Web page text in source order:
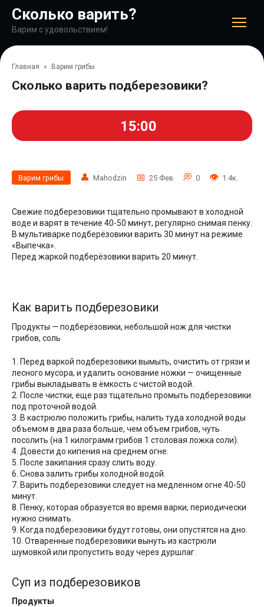
контенту
Сколько варить?
Варим с удовольствием!
Главная » Варим грибы
Сколько варить подберезовики?
15:00
Варим грибы Mahodzin 25 Фев 0 1.4к.
Свежие подберезовики тщательно промывают в холодной
воде и варят в течение 40-50 минут, регулярно снимая пенку.
В мультиварке подберёзовики варить 30 минут на режиме
«Выпечка».
Перед жаркой подберёзовики варить 20 минут.
Как варить подберезовики
Продукты — подберёзовики, небольшой нож для чистки
грибов, соль
1. Перед варкой подберезовики вымыть, очистить от грязи и
лесного мусора, и удалить основание ножки — очищенные
грибы выкладывать в ёмкость с чистой водой.
2. После чистки, еще раз тщательно промыть подберезовики
под проточной водой.
3. В кастрюлю положить грибы, налить туда холодной воды
объемом в два раза больше, чем объем грибов, чуть
посолить (на 1 килограмм грибов 1 столовая ложка соли).
4. Довести до кипения на среднем огне.
5. После закипания сразу слить воду.
6. Снова залить грибы холодной водой.
7. Варить подберезовики следует на медленном огне 40-50
минут.
8. Пенку, которая образуется во время варки, периодически
нужно снимать.
9. Когда подберезовики будут готовы, они опустятся на дно.
10. Отваренные подберезовики вынуть из кастрюли
шумовкой или пропустить воду через дуршлаг.
Суп из подберезовиков
Продукты